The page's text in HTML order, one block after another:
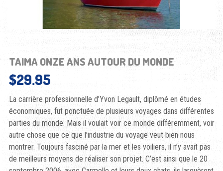
TAIMA ONZE ANS AUTOUR DU MONDE
$29.95
La carrière professionnelle d’Yvon Legault, diplômé en études
économiques, fut ponctuée de plusieurs voyages dans différentes
parties du monde. Mais il voulait voir ce monde différemment, voir
autre chose que ce que l’industrie du voyage veut bien nous
montrer. Toujours fasciné par la mer et les voiliers, il n’y avait pas
de meilleurs moyens de réaliser son projet. C’est ainsi que le 20